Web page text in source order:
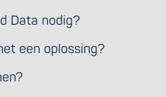
Data nodig?
een oplossing?